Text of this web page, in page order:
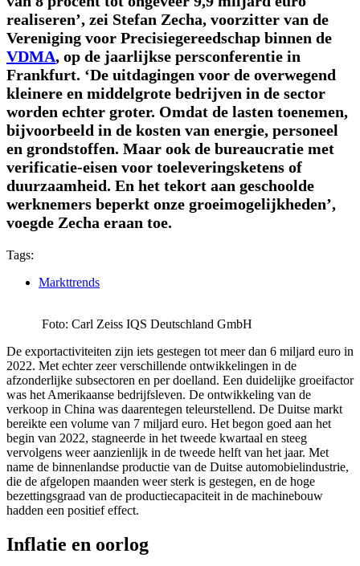
realiseren’, zei Stefan Zecha, voorzitter van de
Vereniging voor Precisiegereedschap binnen de
VDMA, op de jaarlijkse persconferentie in
Frankfurt. ‘De uitdagingen voor de overwegend
kleinere en middelgrote bedrijven in de sector
worden echter groter. Omdat de lasten toenemen,
bijvoorbeeld in de kosten van energie, personeel
en grondstoffen. Maar ook de bureaucratie met
verificatie-eisen voor toeleveringsketens of
duurzaamheid. En het tekort aan geschoolde
werknemers beperkt onze groeimogelijkheden’,
voegde Zecha eraan toe.
Tags:
Markttrends
Foto: Carl Zeiss IQS Deutschland GmbH
De exportactiviteiten zijn iets gestegen tot meer dan 6 miljard euro in
2022. Met echter zeer verschillende ontwikkelingen in de
afzonderlijke subsectoren en per doelland. Een duidelijke groeifactor
was het Amerikaanse bedrijfsleven. De ontwikkeling van de
verkoop in China was daarentegen teleurstellend. De Duitse markt
bereikte een volume van 7 miljard euro. Het begon goed aan het
begin van 2022, stagneerde in het tweede kwartaal en steeg
vervolgens weer aanzienlijk in de tweede helft van het jaar. Met
name de binnenlandse productie van de Duitse automobielindustrie,
die de afgelopen maanden weer sterk is gestegen, en de hoge
bezettingsgraad van de productiecapaciteit in de machinebouw
hadden een positief effect.
Inflatie en oorlog